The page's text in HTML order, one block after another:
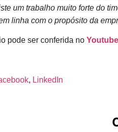
um trabalho muito forte do
linha com o propósito da
pode ser conferida no Youtube
, LinkedIn